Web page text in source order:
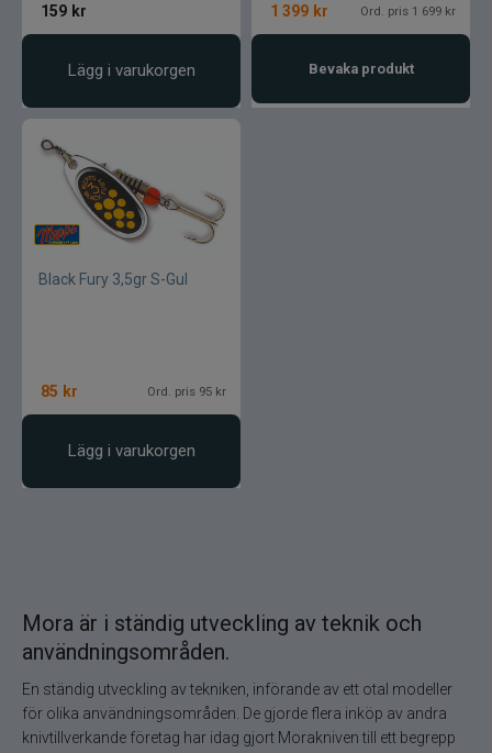
Patriot
Penn
Pezon & Michel
Pinewood
Pikewallis
Plano
Powerbait
Pulz Bait
Rapala
Relax
Rio
159 kr
Lägg i varukorgen
1 399 kr Ord. pris 1 699 kr
Bevaka produkt
Black Fury 3,5gr S-Gul
85 kr Ord. pris 95 kr
Lägg i varukorgen
Mora är i ständig utveckling av teknik och
användningsområden.
En ständig utveckling av tekniken, införande av ett otal modeller
för olika användningsområden. De gjorde flera inköp av andra
knivtillverkande företag har idag gjort Morakniven till ett begrepp